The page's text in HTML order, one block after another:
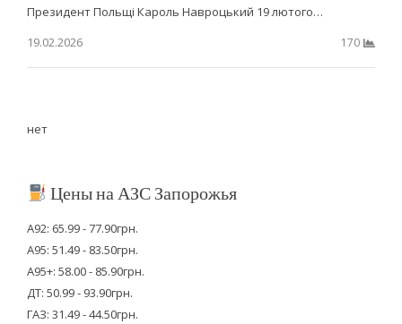
Президент Польщі Кароль Навроцький 19 лютого…
19.02.2026
170
нет
Цены на АЗС Запорожья
А92: 65.99 - 77.90грн.
А95: 51.49 - 83.50грн.
А95+: 58.00 - 85.90грн.
ДТ: 50.99 - 93.90грн.
ГАЗ: 31.49 - 44.50грн.